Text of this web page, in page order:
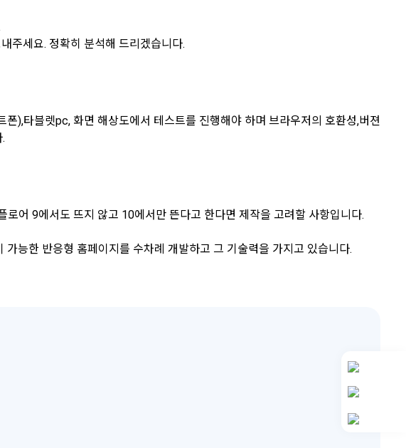
주세요. 정확히 분석해 드리겠습니다.
),타블렛pc, 화면 해상도에서 테스트를 진행해야 하며 브라우저의 호환성,버젼
어 9에서도 뜨지 않고 10에서만 뜬다고 한다면 제작을 고려할 사항입니다.
능한 반응형 홈페이지를 수차례 개발하고 그 기술력을 가지고 있습니다.